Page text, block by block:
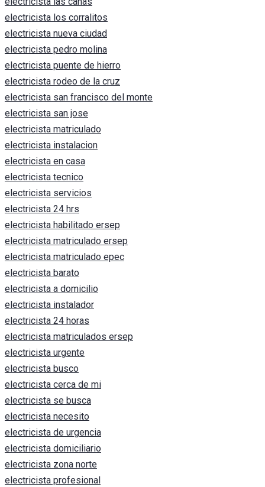
electricista los corralitos
electricista nueva ciudad
electricista pedro molina
electricista puente de hierro
electricista rodeo de la cruz
electricista san francisco del monte
electricista san jose
electricista matriculado
electricista instalacion
electricista en casa
electricista tecnico
electricista servicios
electricista 24 hrs
electricista habilitado ersep
electricista matriculado ersep
electricista matriculado epec
electricista barato
electricista a domicilio
electricista instalador
electricista 24 horas
electricista matriculados ersep
electricista urgente
electricista busco
electricista cerca de mi
electricista se busca
electricista necesito
electricista de urgencia
electricista domiciliario
electricista zona norte
electricista profesional